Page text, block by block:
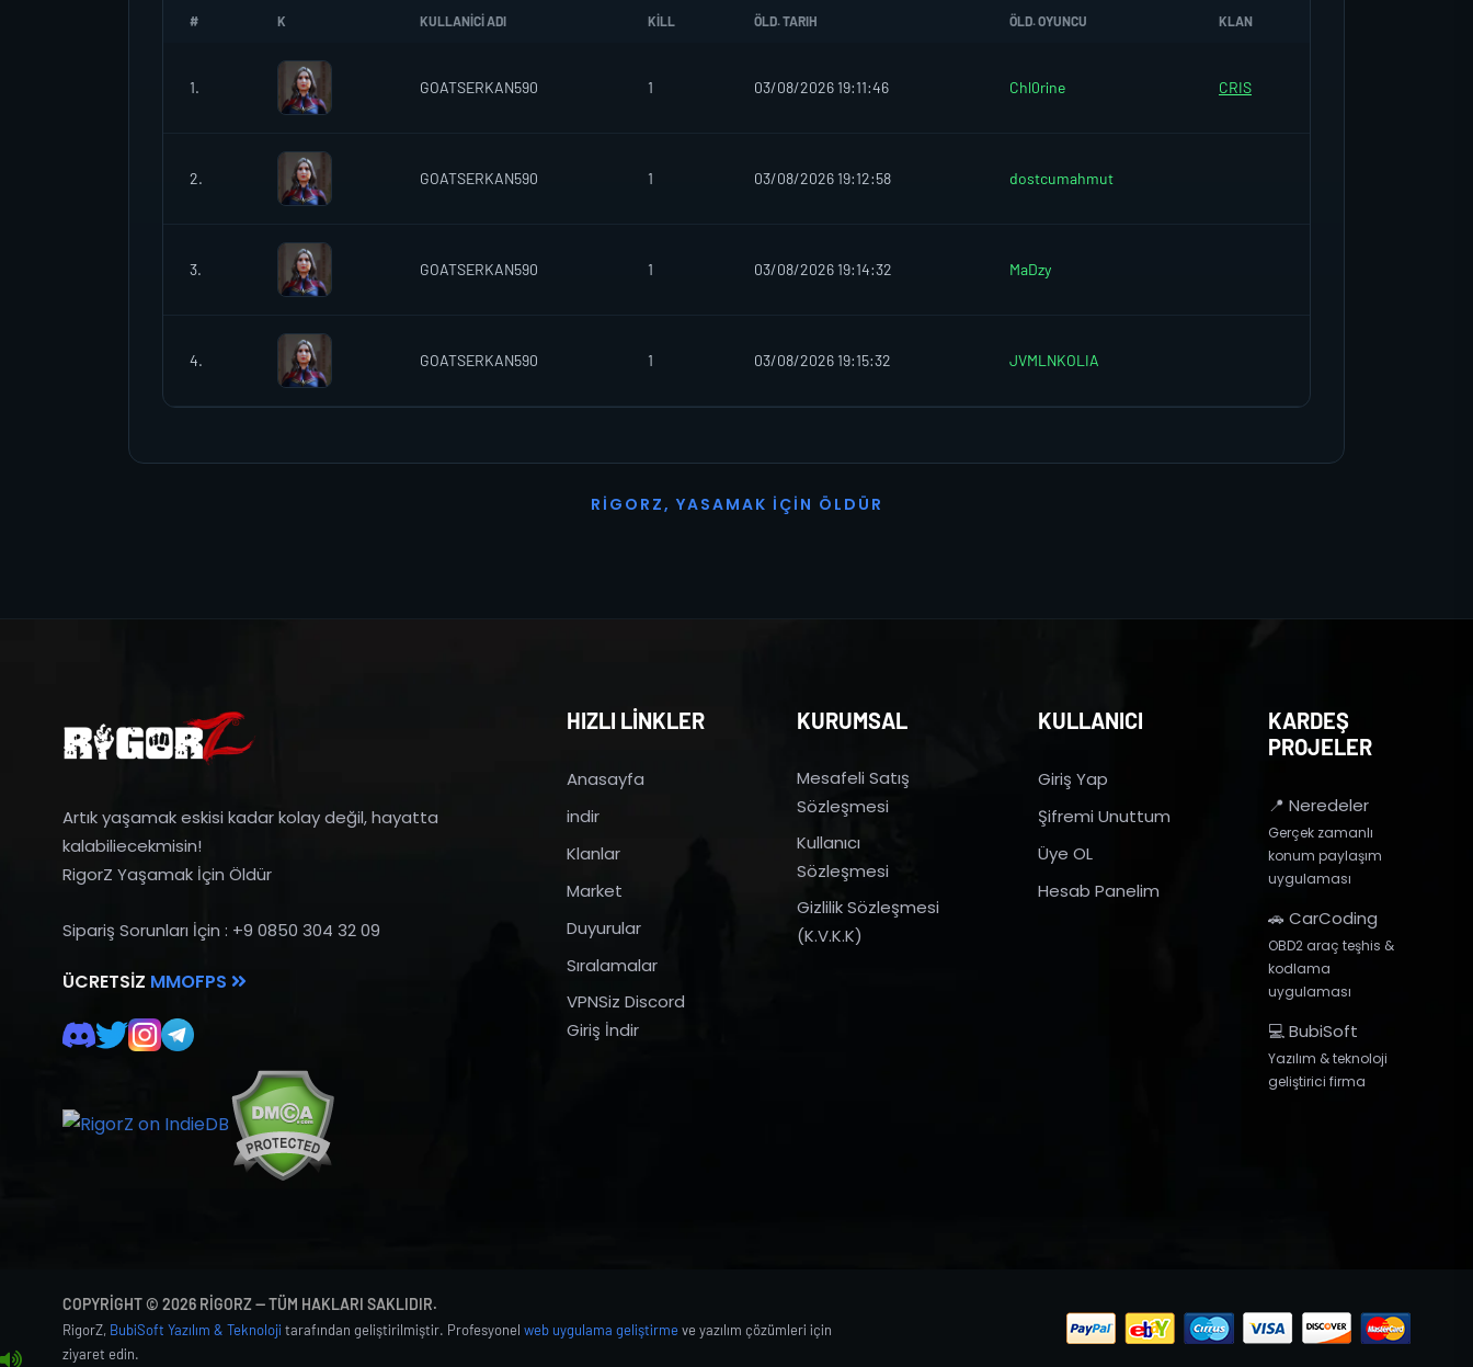
# K KULLANICI ADI KILL ÖLD. TARIH ÖLD. OYUNCU KLAN
1. GOATSERKAN590 1 03/08/2026 19:11:46 Chl0rine CRIS
2. GOATSERKAN590 1 03/08/2026 19:12:58 dostcumahmut
3. GOATSERKAN590 1 03/08/2026 19:14:32 MaDzy
4. GOATSERKAN590 1 03/08/2026 19:15:32 JVMLNKOLIA
R I G O R Z, YASAMAK İ ÇI N Ö L D Ü R
Artık yaşamak eskisi kadar kolay değil, hayatta
kalabiliecekmisin!
RigorZ Yaşamak İçin Öldür
Sipariş Sorunları İçin : +9 0850 304 32 09
ÜCRETSIZ MMOFPS
HIZLI LİNKLER
Anasayfa
indir
Klanlar
Market
Duyurular
Sıralamalar
VPNSiz Discord
Giriş İndir
KURUMSAL
Mesafeli Satış
Sözleşmesi
Kullanıcı
Sözleşmesi
Gizlilik Sözleşmesi
(K.V.K.K)
KULLANICI
Giriş Yap
Şifremi Unuttum
Üye OL
Hesab Panelim
KARDEŞ
PROJELER
📍 Neredeler
Gerçek zamanlı
konum paylaşım
uygulaması
🚗 CarCoding
OBD2 araç teşhis &
kodlama
uygulaması
💻 BubiSoft
Yazılım & teknoloji
geliştirici firma
COPYRIGHT © 2026 RIGORZ — TÜM HAKLARI SAKLIDIR.
RigorZ, BubiSoft Yazılım & Teknoloji tarafından geliştirilmiştir. Profesyonel web uygulama geliştirmeve yazılım çözümleri için
ziyaret edin.